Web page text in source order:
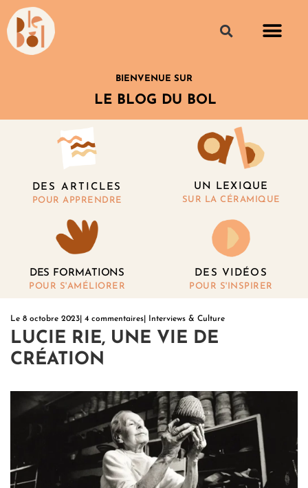
BIENVENUE SUR
LE BLOG DU BOL
DES ARTICLES
POUR APPRENDRE
UN LEXIQUE
SUR LA CÉRAMIQUE
DES FORMATIONS
POUR S'AMÉLIORER
DES VIDÉOS
POUR S'INSPIRER
Le 8 octobre 2023 4 commentaires Interviews & Culture
LUCIE RIE, UNE VIE DE
CRÉATION